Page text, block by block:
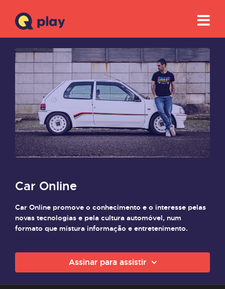
Car Online
Car Online promove o conhecimento e o interesse pelas
novas tecnologias e pela cultura automóvel, num
formato que mistura informação e entretenimento.
Assinar para assistir